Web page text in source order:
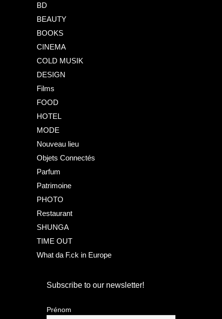
BD
BEAUTY
BOOKS
CINEMA
COLD MUSIK
DESIGN
Films
FOOD
HOTEL
MODE
Nouveau lieu
Objets Connectés
Parfum
Patrimoine
PHOTO
Restaurant
SHUNGA
TIME OUT
What da F.ck in Europe
Subscribe to our newsletter!
Prénom